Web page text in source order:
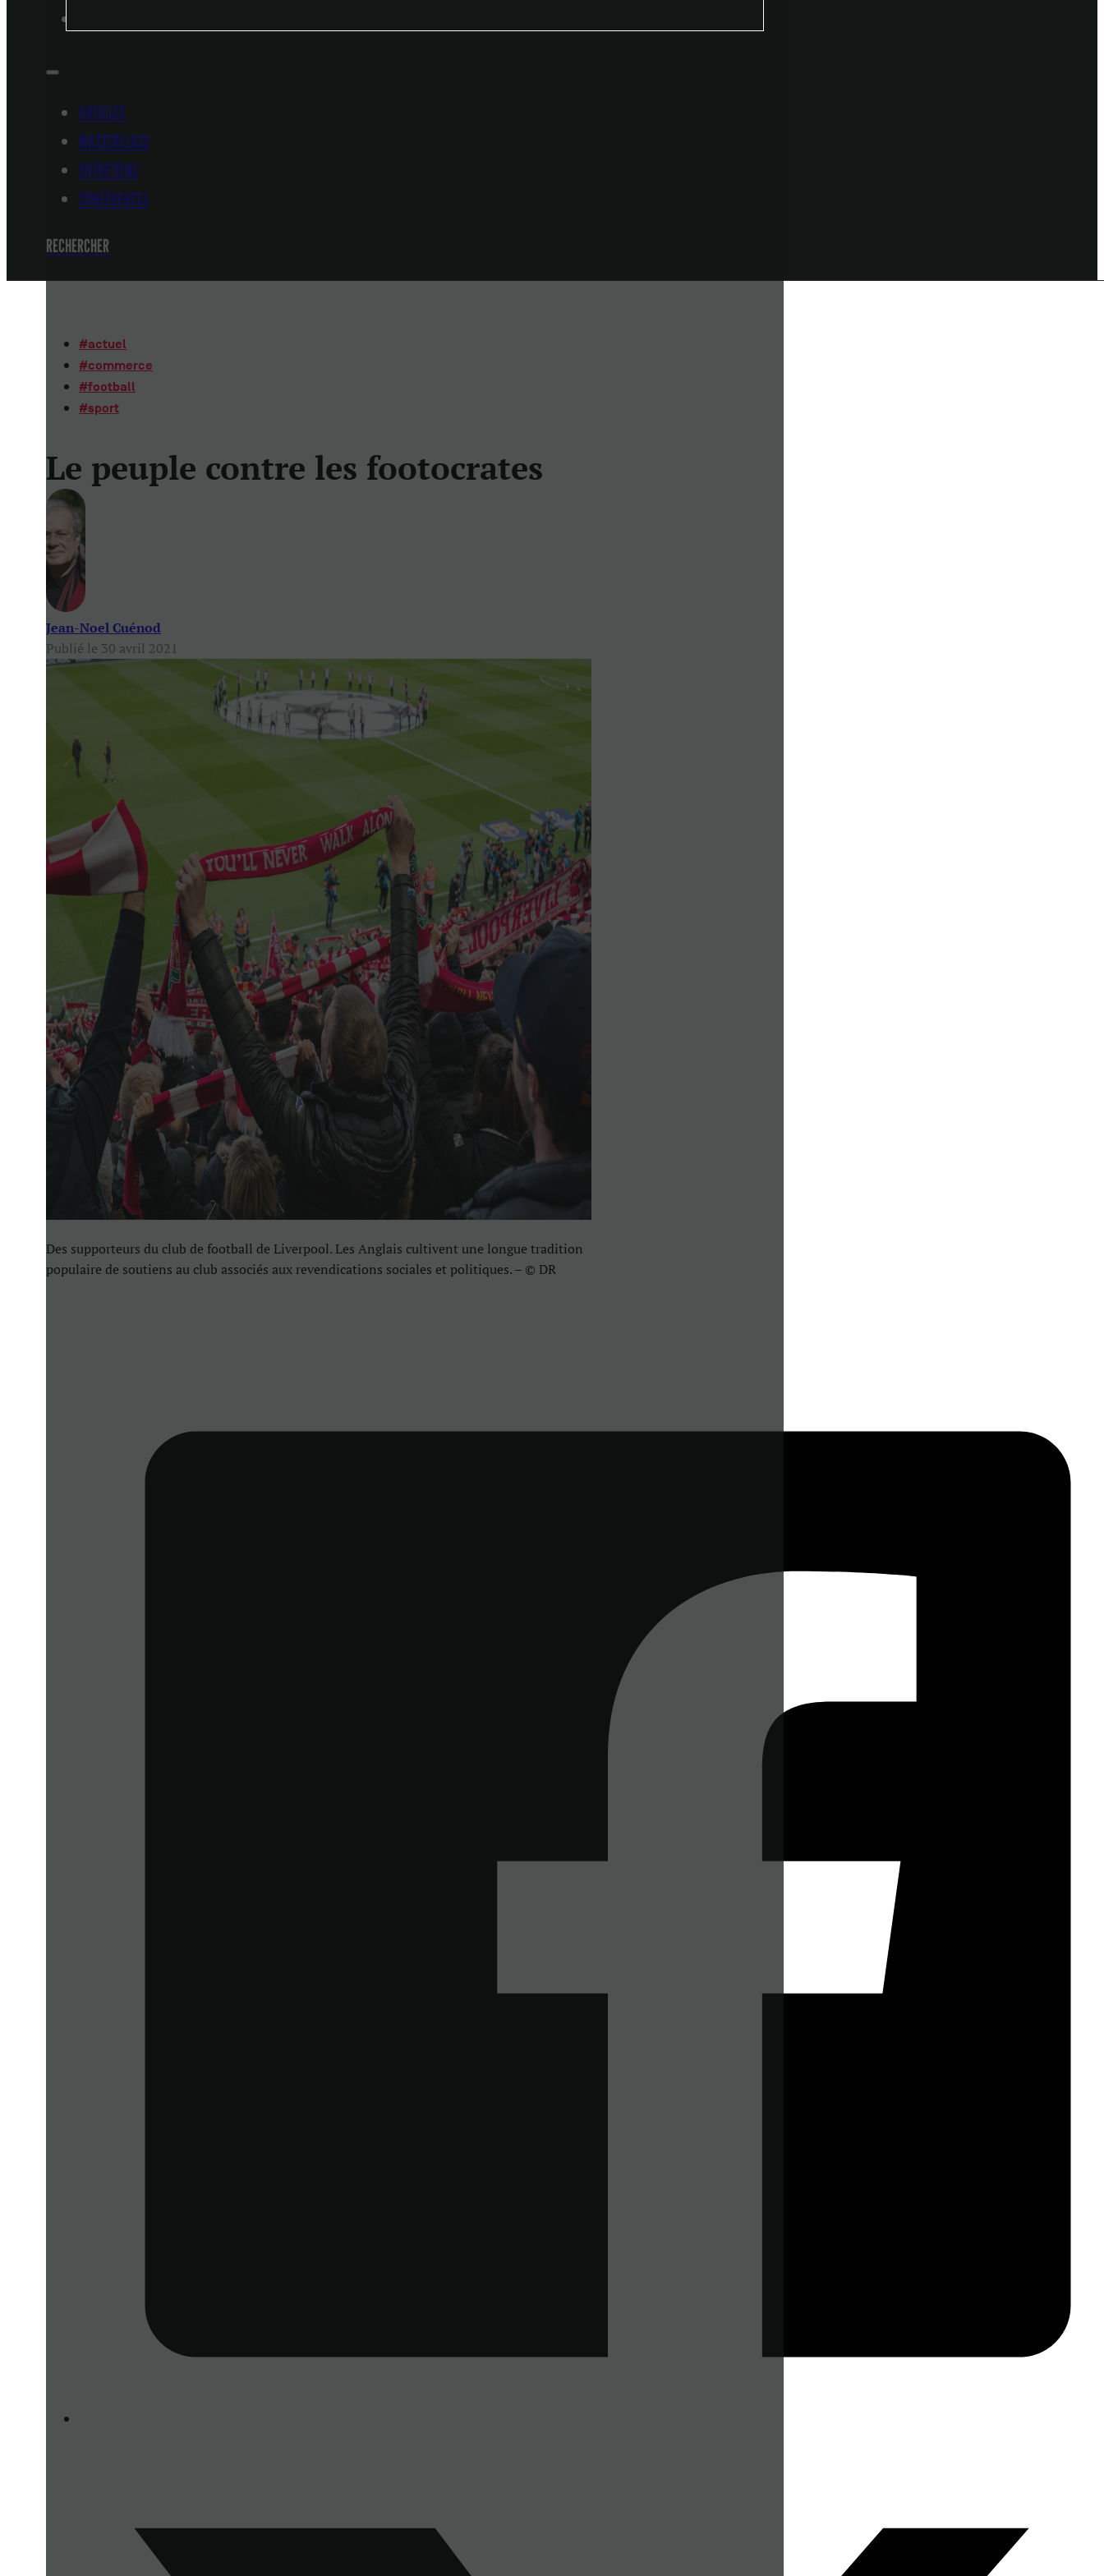
ARTICLES
MASTERCLASS
ENTRETIENS
CONFÉRENCES
RECHERCHER
#actuel
#commerce
#football
#sport
Le peuple contre les footocrates
Jean-Noel Cuénod
Publié le 30 avril 2021
Des supporteurs du club de football de Liverpool. Les Anglais cultivent une longue tradition
populaire de soutiens au club associés aux revendications sociales et politiques. – © DR